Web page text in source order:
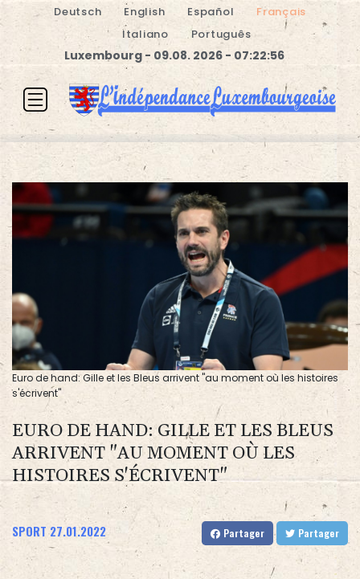
Deutsch English Español
Français
Italiano
Português
Luxembourg - 09.08. 2026 - 07:22:56
Euro de hand: Gille et les Bleus arrivent "au moment où les histoires
s'écrivent"
EURO DE HAND: GILLE ET LES BLEUS
ARRIVENT "AU MOMENT OÙ LES
HISTOIRES S'ÉCRIVENT"
SPORT 27.01.2022 Partager Partager